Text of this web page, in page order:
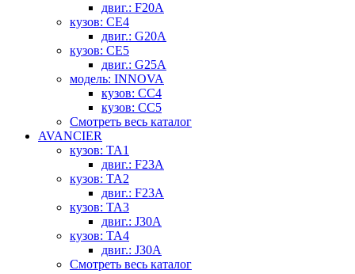
двиг.: F20A
кузов: CE4
двиг.: G20A
кузов: CE5
двиг.: G25A
модель: INNOVA
кузов: CC4
кузов: CC5
Смотреть весь каталог
AVANCIER
кузов: TA1
двиг.: F23A
кузов: TA2
двиг.: F23A
кузов: TA3
двиг.: J30A
кузов: TA4
двиг.: J30A
Смотреть весь каталог